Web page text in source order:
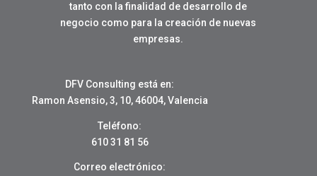
tanto con la finalidad de desarrollo de
negocio como para la creación de nuevas
empresas.
DFV Consulting está en:
Ramon Asensio, 3, 10, 46004, Valencia
Teléfono:
610 31 81 56
Correo electrónico: